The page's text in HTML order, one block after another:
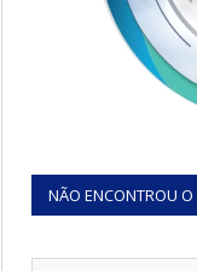
NÃO ENCONTROU